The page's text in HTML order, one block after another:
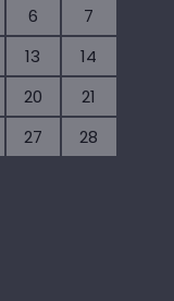
6
7
13
14
20
21
27
28